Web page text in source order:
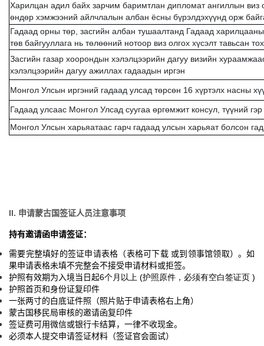
Харилцан адил байх зарчим баримтлан дипломат ангиллын виз
өндөр хэмжээний айлчлалын албан ёсны бүрэлдэхүүнд орж
Гадаад орны төр, засгийн албан тушаалтанд Гадаад
төв байгууллага нь төлөөний нотоор виз олгох хүсэлт тавьсан
Засгийн газар хоорондын хэлэлцээрийн дагуу визийн
хэлэлцээрийн дагуу ажиллах гадаадын иргэн
Монгол Улсын иргэний гадаад улсад төрсөн 16 хүртэлх насны
Гадаад yлсаас Монгол Улсад суугаа өргөмжит консул, түүний
Монгол Улсын харьяатаас гарч гадаад улсын харьяат болсон
II. 申请蒙古国签证人员注意事项
持有邀请函申请签证：
需要完整填好的签证申请表格（表格可下载 或到领事馆领取）。如
果申请表格未填不完整会不接受申请材料或拒签。
护照有效期为入境当日起6个月以上 (护照原件，必须有空白签证页 )
护照首页和身份证复印件
一张两寸的白底证件照（照片贴于申请表格右上角）
蒙古国移民局审核的邀请函复印件
签证费可用微信或银行卡结算，一律不收现金。
必须本人提交申请签证材料（签证官会面试）